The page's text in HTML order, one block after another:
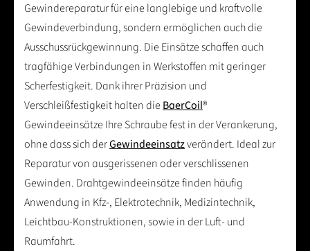
Gewindereparatur für eine langlebige und kraftvolle
Gewindeverbindung, sondern ermöglichen auch die
Ausschussrückgewinnung. Die Einsätze schaffen auch
tragfähige Verbindungen in Werkstoffen mit geringer
Scherfestigkeit. Dank ihrer Präzision und
Verschleißfestigkeit halten dieBaerCoil®
Gewindeeinsätze Ihre Schraube fest in der Verankerung,
ohne dass sich derGewindeeinsatzverändert. Ideal zur
Reparatur von ausgerissenen oder verschlissenen
Gewinden. Drahtgewindeeinsätze finden häufig
Anwendung in Kfz-, Elektrotechnik, Medizintechnik,
Leichtbau-Konstruktionen, sowie in der Luft- und
Raumfahrt.